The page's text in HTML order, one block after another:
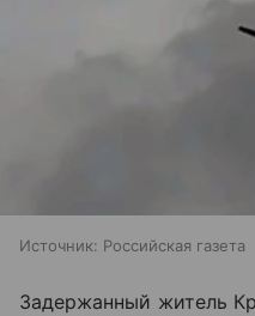
Источник: Российская газета
Задержанный житель